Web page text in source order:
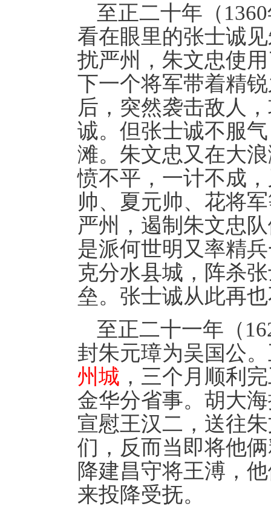
至正二十年（
看在眼里的张士诚
扰严州，朱文忠使
下一个将军带着精
后，突然袭击敌人
诚。但张士诚不服
滩。朱文忠又在大
愤不平，一计不成
帅、夏元帅、花将
严州，遏制朱文忠
是派何世明又率精
克分水县城，阵杀
垒。张士诚从此再
至正二十一年（
封朱元璋为吴国公
州城 ，三个月顺利
金华分省事。胡大
宣慰王汉二，送往
们，反而当即将他
降建昌守将王溥，
来投降受抚。